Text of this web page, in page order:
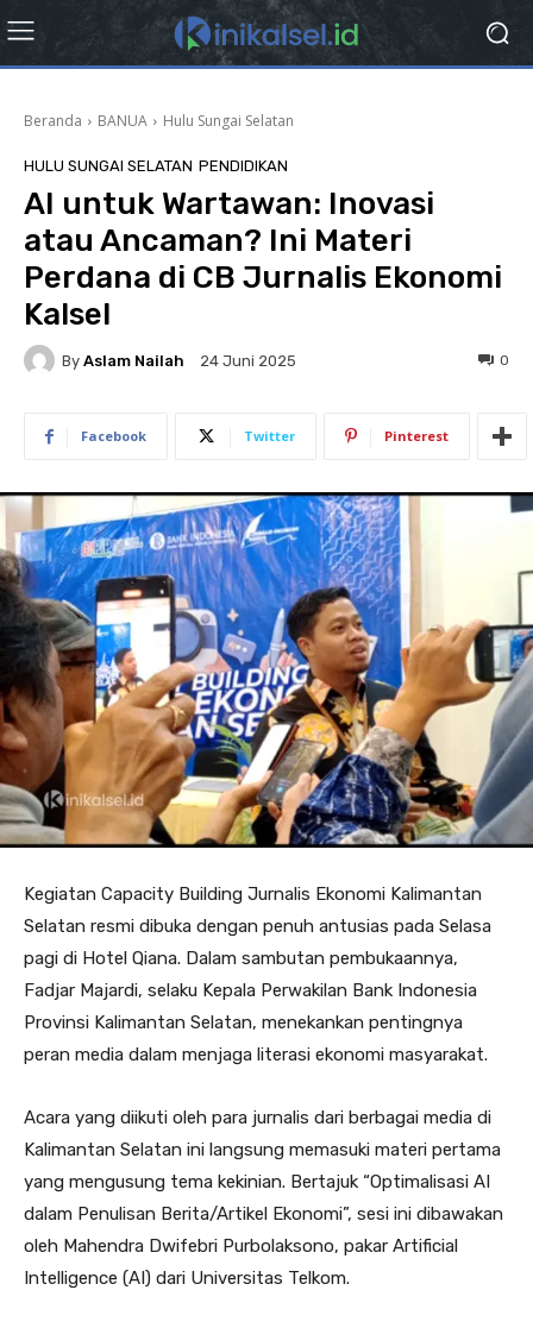
Beranda BANUA Hulu Sungai Selatan
HULU SUNGAI SELATAN PENDIDIKAN
AI untuk Wartawan: Inovasi
atau Ancaman? Ini Materi
Perdana di CB Jurnalis Ekonomi
Kalsel
By Aslam Nailah 24 Juni 2025 0
Facebook Twitter Pinterest
Kegiatan Capacity Building Jurnalis Ekonomi Kalimantan
Selatan resmi dibuka dengan penuh antusias pada Selasa
pagi di Hotel Qiana. Dalam sambutan pembukaannya,
Fadjar Majardi, selaku Kepala Perwakilan Bank Indonesia
Provinsi Kalimantan Selatan, menekankan pentingnya
peran media dalam menjaga literasi ekonomi masyarakat.
Acara yang diikuti oleh para jurnalis dari berbagai media di
Kalimantan Selatan ini langsung memasuki materi pertama
yang mengusung tema kekinian. Bertajuk “Optimalisasi AI
dalam Penulisan Berita/Artikel Ekonomi”, sesi ini dibawakan
oleh Mahendra Dwifebri Purbolaksono, pakar Artificial
Intelligence (AI) dari Universitas Telkom.